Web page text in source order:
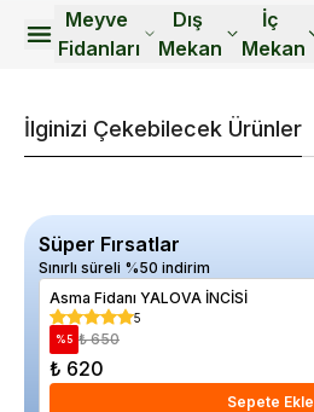
Meyve
Fidanları
Dış
Mekan
İç
Mekan
İlginizi Çekebilecek Ürünler
Süper Fırsatlar
Sınırlı süreli %50 indirim
Asma Fidanı YALOVA İNCİSİ
5
% 5 ₺ 650
₺ 620
Sepete Ekle